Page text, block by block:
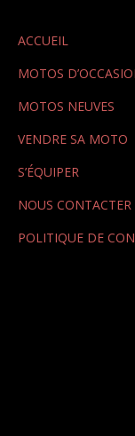
ACCUEIL
MOTOS
MOTOS NEUVES
VENDRE SA MOTO
S’ÉQUIPER
NOUS CONTACTER
POLITIQUE DE